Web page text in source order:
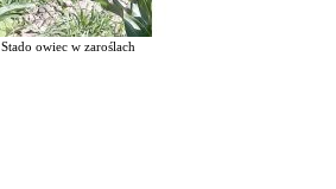
Stado owiec w zaroślach